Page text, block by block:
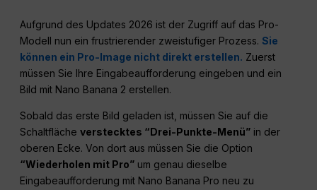
Aufgrund des Updates 2026 ist der Zugriff auf das Pro-
Modell nun ein frustrierender zweistufiger Prozess.Sie
können ein Pro-Image nicht direkt erstellen. Zuerst
müssen Sie Ihre Eingabeaufforderung eingeben und ein
Bild mit Nano Banana 2 erstellen.
Sobald das erste Bild geladen ist, müssen Sie auf die
Schaltflächeverstecktes “Drei-Punkte-Menü” in der
oberen Ecke. Von dort aus müssen Sie die Option
“Wiederholen mit Pro” um genau dieselbe
Eingabeaufforderung mit Nano Banana Pro neu zu